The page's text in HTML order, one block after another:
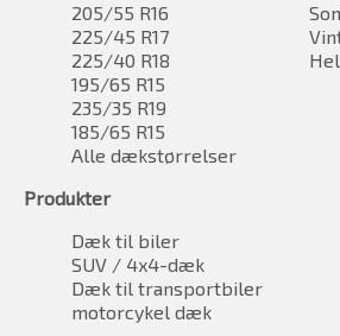
205/55 R16
225/45 R17
225/40 R18
195/65 R15
235/35 R19
185/65 R15
Alle dækstørrelser
Produkter
Dæk til biler
SUV / 4x4-dæk
Dæk til transportbiler
motorcykel dæk